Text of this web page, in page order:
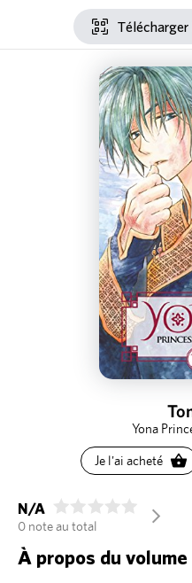
Télécharger
Yona
Je l'ai acheté
N/A
0 note au total
arrow_forward_ios
À propos du volume